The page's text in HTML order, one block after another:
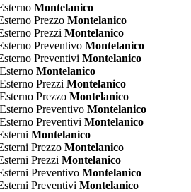
Montelanico
Prezzo Montelanico
Prezzi Montelanico
Preventivo Montelanico
Preventivi Montelanico
Montelanico
Prezzi Montelanico
Prezzo Montelanico
Preventivo Montelanico
Preventivi Montelanico
Montelanico
Prezzo Montelanico
Prezzi Montelanico
Preventivo Montelanico
Preventivi Montelanico